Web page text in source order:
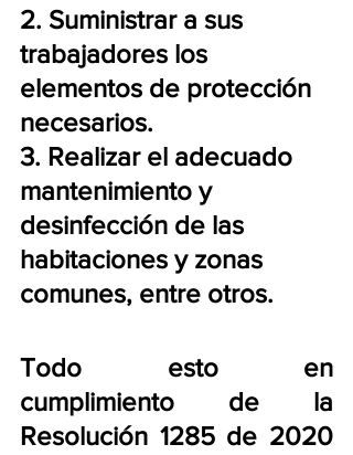
2. Suministrar a sus
trabajadores los
elementos de protección
necesarios.
3. Realizar el adecuado
mantenimiento y
desinfección de las
habitaciones y zonas
comunes, entre otros.
Todo esto en
cumplimiento de la
Resolución 1285 de 2020